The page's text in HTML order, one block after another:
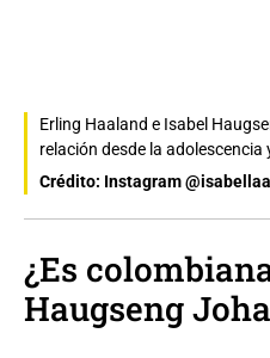
Erling Haaland e Isabel
relación desde la
Crédito: Instagram @isabellaa
¿Es
Haugseng